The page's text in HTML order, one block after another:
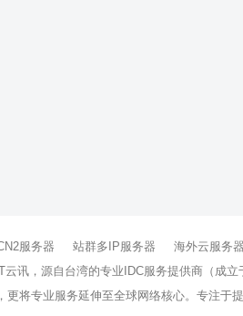
服务器 站群多IP服务器 海外云服务器
讯，源自台湾的专业IDC服务提供商（成
更将专业服务延伸至全球网络核心。专注于